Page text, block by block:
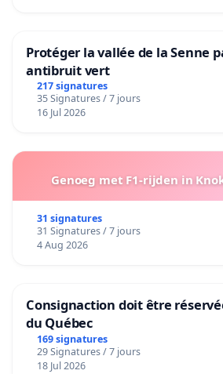
Protéger la vallée de la Senne
antibruit vert
217 signatures
35 Signatures / 7 jours
16 Jul 2026
Genoeg met F1-rijden in
31 signatures
31 Signatures / 7 jours
4 Aug 2026
Consignaction doit être
du Québec
169 signatures
29 Signatures / 7 jours
18 Jul 2026